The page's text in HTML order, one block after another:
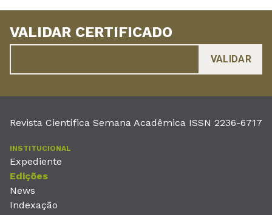
VALIDAR CERTIFICADO
Revista Científica Semana Acadêmica ISSN 2236-6717
INSTITUCIONAL
Expediente
Edições
News
Indexação